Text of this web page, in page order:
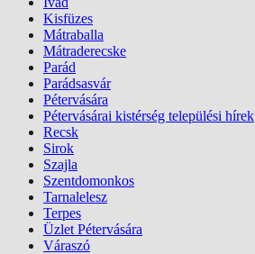
Kisfüzes
Mátraballa
Mátraderecske
Parád
Parádsasvár
Pétervására
Pétervásárai kistérség települési hírek
Recsk
Sirok
Szajla
Szentdomonkos
Tarnalelesz
Terpes
Üzlet Pétervására
Váraszó